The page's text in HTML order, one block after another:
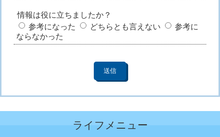
情報は役に立ちましたか？
参考になった
どちらとも言えない
参考に
ならなかった
ライフメニュー